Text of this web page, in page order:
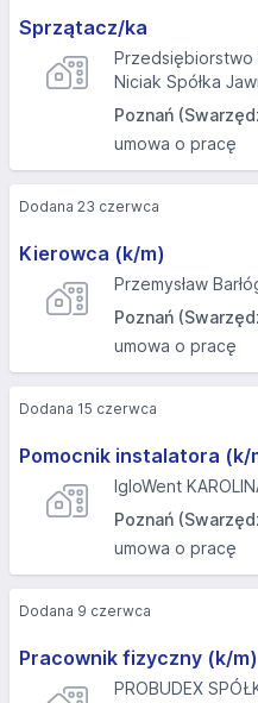
Sprzątacz/ka
Przedsiębiorstwo
Niciak Spółka
Poznań
umowa o pracę
Kierowca (k/m)
Przemysław
Poznań
umowa o pracę
Dodana 23 czerwca
Pomocnik instalatora (k/
IgloWent
Poznań
umowa o pracę
Dodana 15 czerwca
Pracownik fizyczny (k/m)
PROBUDEX
Dodana 9 czerwca